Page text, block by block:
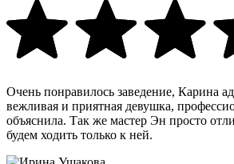
Очень понравилось заведение, Карина
вежливая и приятная девушка,
объяснила. Так же мастер Эн просто
будем ходить только к ней.